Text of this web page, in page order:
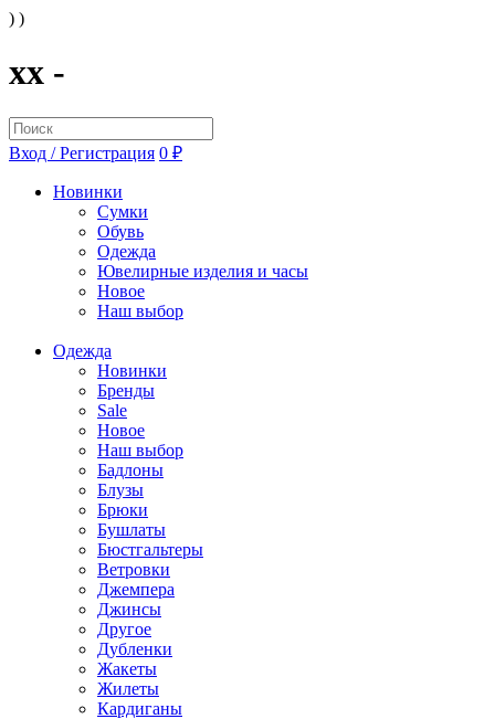
) )
xx -
Вход / Регистрация 0 ₽
Новинки
Сумки
Обувь
Одежда
Ювелирные изделия и часы
Новое
Наш выбор
Одежда
Новинки
Бренды
Sale
Новое
Наш выбор
Бадлоны
Блузы
Брюки
Бушлаты
Бюстгальтеры
Ветровки
Джемпера
Джинсы
Другое
Дубленки
Жакеты
Жилеты
Кардиганы